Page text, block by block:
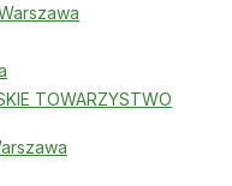
TOWARZYSTWO